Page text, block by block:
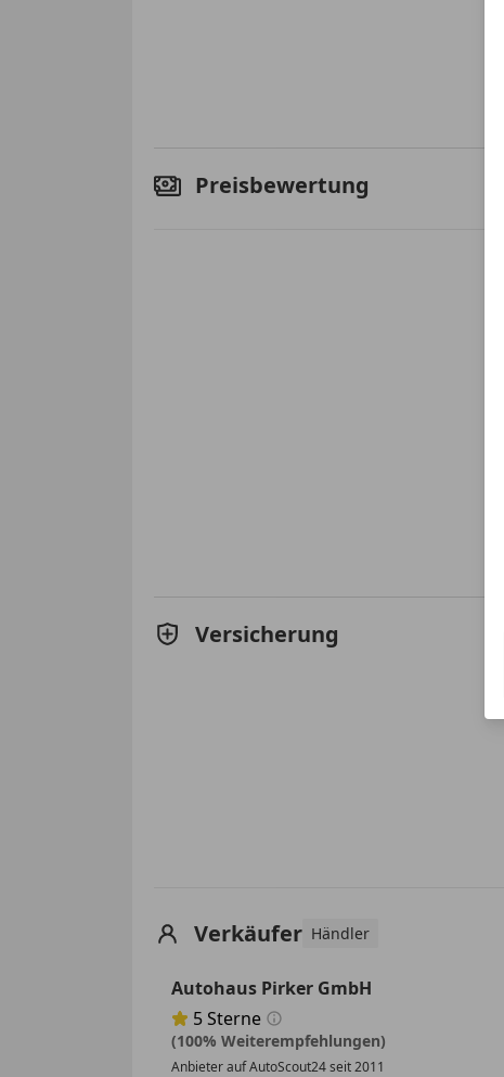
Preisbewertung
Versicherung
Verkäufer Händler
Autohaus Pirker GmbH
Sternebewertung 5 von 5
5Sterne
(100% Weiterempfehlungen)
Anbieter auf AutoScout24 seit 2011